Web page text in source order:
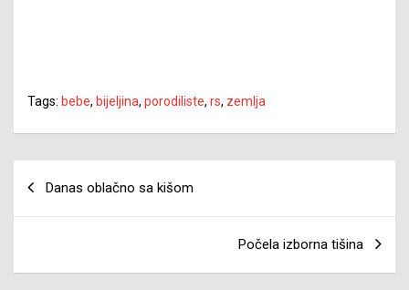
Tags: bebe, bijeljina, porodiliste, rs, zemlja
Danas oblačno sa kišom
Počela izborna tišina